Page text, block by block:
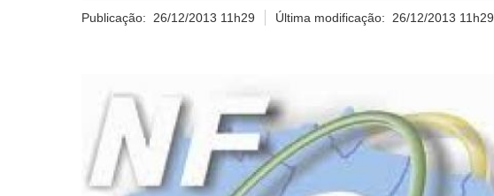
Publicação: 26/12/2013 11h29 Última modificação: 26/12/2013 11h29